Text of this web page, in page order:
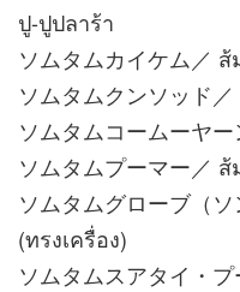
ปู-ปูปลาร้า
ソムタムカイケム／
ソムタムクンソッド
ソムタムコームーヤ
ソムタムプーマー／
ソムタムグローブ（
(ทรงเครื่อง)
ソムタムスアタイ・